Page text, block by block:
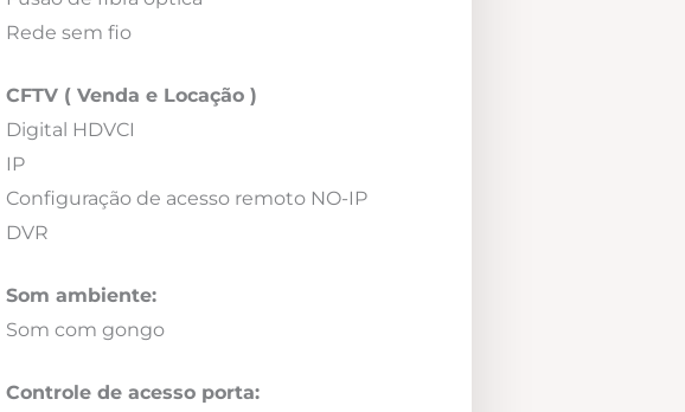
Rede sem fio
CFTV ( Venda e Locação )
Digital HDVCI
IP
Configuração de acesso remoto NO-IP
DVR
Som ambiente:
Som com gongo
Controle de acesso porta: